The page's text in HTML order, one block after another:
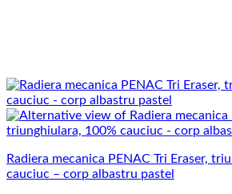
Radiera mecanica PENAC Tri Eraser,
cauciuc – corp albastru pastel